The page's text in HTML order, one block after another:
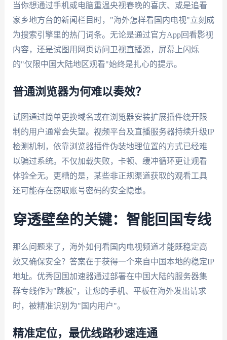
当你想通过手机或电脑重温央视春晚的喜庆、或是追看
家乡地方台的新闻栏目时，"海外怎样看国内电视"立刻成
为搜索引擎里的热门词条。无论是通过官方App回看影视
内容，还是试图用网页访问卫视直播源，屏幕上闪烁
的"仅限中国大陆地区观看"始终是扎心的提示。
普通浏览器为何难以奏效？
试图通过简单更换域名或在浏览器安装扩展插件绕开限
制的用户通常会失望。视频平台及直播服务器持续升级IP
检测机制，依靠浏览器插件伪装地理位置的方式已经难
以骗过系统。不仅加载失败，卡顿、缓冲循环更让观看
体验全无。更糟的是，某些非正规渠道获取的观看工具
还可能存在窃取账号密码的安全隐患。
穿透壁垒的关键：智能回国专线
那么问题来了，海外如何看国内电视频道才能既稳定高
效又确保安全？答案在于获得一个来自中国本地的稳定IP
地址。优秀回国加速器通过部署在中国大陆的服务器集
群专线作为"跳板"，让您的手机、平板在海外发出请求
时，被精准识别为"国内用户"。
精准定位，最优线路秒速连通